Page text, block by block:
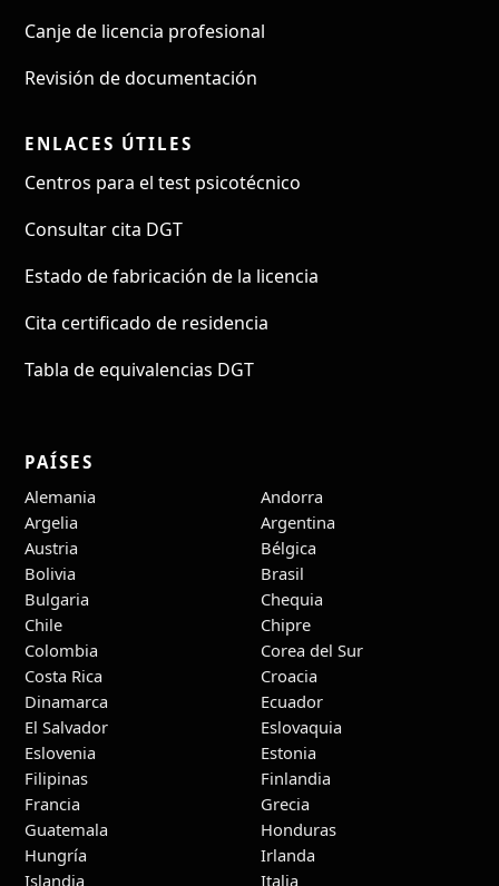
Canje de licencia profesional
Revisión de documentación
ENLACES ÚTILES
Centros para el test psicotécnico
Consultar cita DGT
Estado de fabricación de la licencia
Cita certificado de residencia
Tabla de equivalencias DGT
PAÍSES
Alemania
Andorra
Argelia
Argentina
Austria
Bélgica
Bolivia
Brasil
Bulgaria
Chequia
Chile
Chipre
Colombia
Corea del Sur
Costa Rica
Croacia
Dinamarca
Ecuador
El Salvador
Eslovaquia
Eslovenia
Estonia
Filipinas
Finlandia
Francia
Grecia
Guatemala
Honduras
Hungría
Irlanda
Islandia
Italia